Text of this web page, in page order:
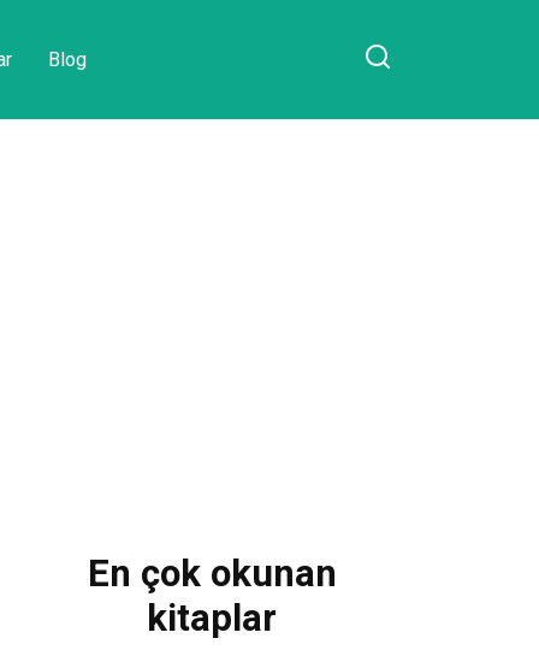
Blog
En çok okunan
kitaplar